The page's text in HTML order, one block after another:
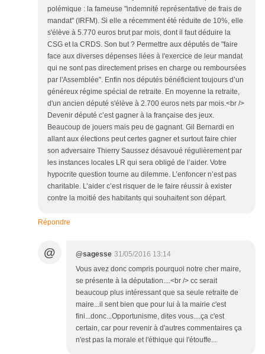
polémique : la fameuse "indemnité représentative de frais de
mandat" (IRFM). Si elle a récemment été réduite de 10%, elle
s'élève à 5.770 euros brut par mois, dont il faut déduire la
CSG et la CRDS. Son but ? Permettre aux députés de "faire
face aux diverses dépenses liées à l'exercice de leur mandat
qui ne sont pas directement prises en charge ou remboursées
par l'Assemblée". Enfin nos députés bénéficient toujours d’un
généreux régime spécial de retraite. En moyenne la retraite,
d'un ancien député s'élève à 2.700 euros nets par mois.<br />
Devenir député c’est gagner à la française des jeux.
Beaucoup de jouers mais peu de gagnant. Gil Bernardi en
allant aux élections peut certes gagner et surtout faire chier
son adversaire Thierry Saussez désavoué régulièrement par
les instances locales LR qui sera obligé de l’aider. Votre
hypocrite question tourne au dilemme. L’enfoncer n’est pas
charitable. L’aider c’est risquer de le faire réussir à exister
contre la moitié des habitants qui souhaitent son départ.
Répondre
@ @sagesse 31/05/2016 13:14
Vous avez donc compris pourquoi notre cher maire,
se présente à la députation....<br /> cc serait
beaucoup plus intéressant que sa seule retraite de
maire...il sent bien que pour lui à la mairie c'est
fini...donc...Opportunisme, dites vous....ça c'est
certain, car pour revenir à d'autres commentaires ça
n'est pas la morale et l'éthique qui l'étouffe...